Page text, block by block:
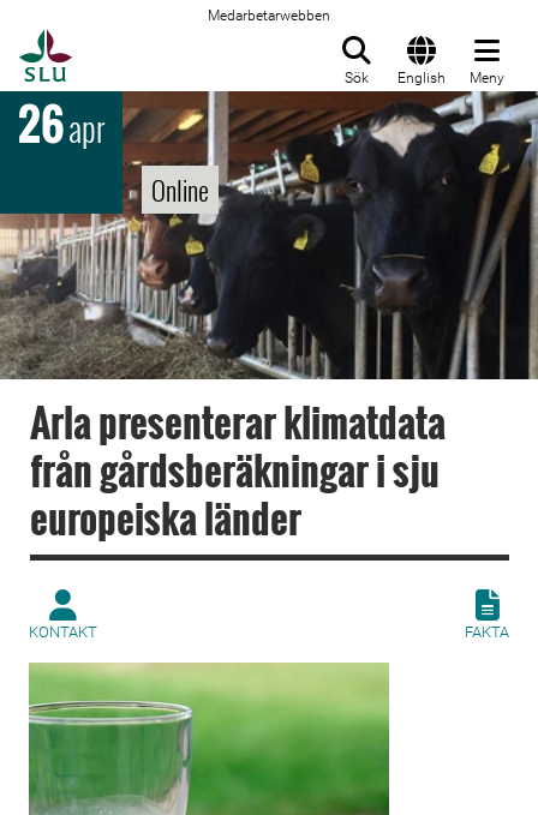
Medarbetarwebben
Sök English Meny
26apr
Online
Arla presenterar klimatdata
från gårdsberäkningar i sju
europeiska länder
KONTAKT FAKTA